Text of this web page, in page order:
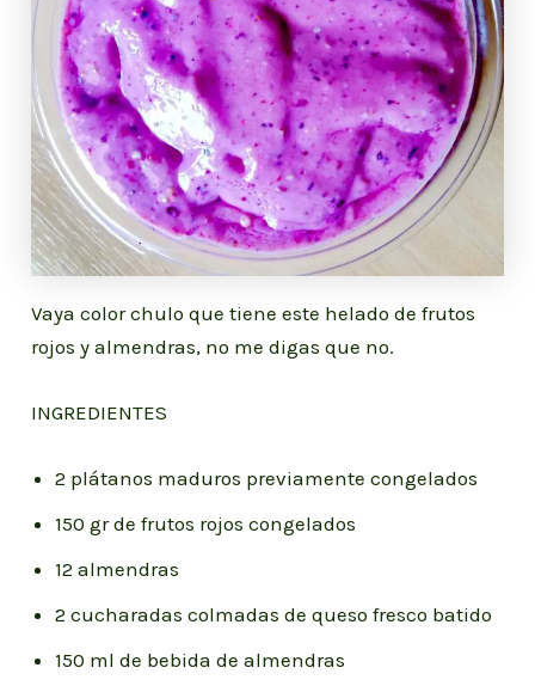
Vaya color chulo que tiene este helado de frutos
rojos y almendras, no me digas que no.
INGREDIENTES
2 plátanos maduros previamente congelados
150 gr de frutos rojos congelados
12 almendras
2 cucharadas colmadas de queso fresco batido
150 ml de bebida de almendras